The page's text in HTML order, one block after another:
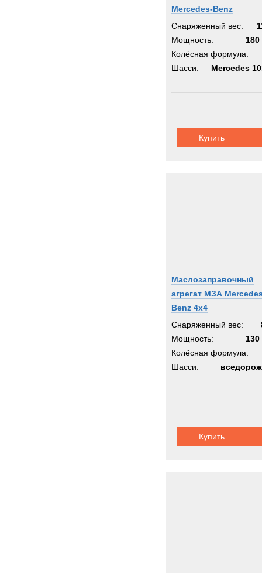
Mercedes-Benz
Снаряженный вес:
Мощность:
180
Колёсная формула:
Шасси:
Mercedes
Купить
Маслозаправочный
агрегат МЗА
Benz 4x4
Снаряженный вес:
Мощность:
130
Колёсная формула:
Шасси:
Купить